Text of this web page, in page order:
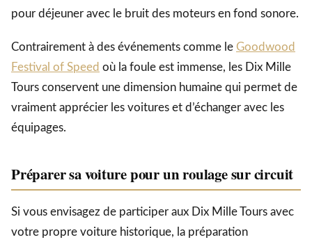
pour déjeuner avec le bruit des moteurs en fond sonore.
Contrairement à des événements comme le Goodwood
Festival of Speed où la foule est immense, les Dix Mille
Tours conservent une dimension humaine qui permet de
vraiment apprécier les voitures et d’échanger avec les
équipages.
Préparer sa voiture pour un roulage sur circuit
Si vous envisagez de participer aux Dix Mille Tours avec
votre propre voiture historique, la préparation